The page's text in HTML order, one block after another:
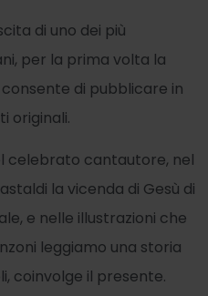
di uno dei più
per la prima volta la
di pubblicare in
originali.
celebrato cantautore, nel
la vicenda di Gesù di
e nelle illustrazioni che
leggiamo una storia
coinvolge il presente.